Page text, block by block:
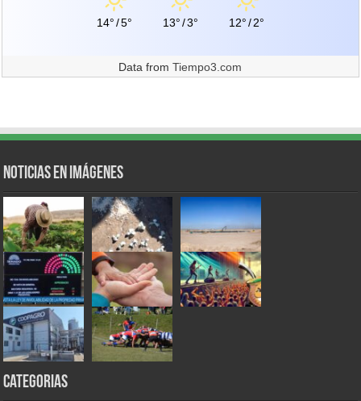
14°/5° 13°/3° 12°/2°
Data fromTiempo3.com
Noticias en Imágenes
Categorias